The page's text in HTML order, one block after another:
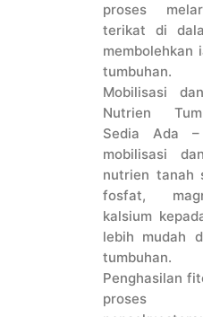
proses
terikat di
membolehkan
tumbuhan.
Mobilisasi
Nutrien
Sedia Ada
mobilisasi
nutrien tanah
fosfat,
kalsium
lebih mudah
tumbuhan.
Penghasilan
proses